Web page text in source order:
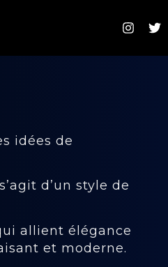
idées de
d’un style de
allient élégance
et moderne.